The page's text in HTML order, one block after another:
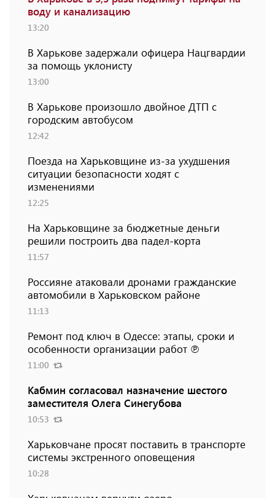
воду и канализацию
13:20
В Харькове задержали офицера Нацгвардии
за помощь уклонисту
13:00
В Харькове произошло двойное ДТП с
городским автобусом
12:42
Поезда на Харьковщине из-за ухудшения
ситуации безопасности ходят с
изменениями
12:25
На Харьковщине за бюджетные деньги
решили построить два падел-корта
11:57
Россияне атаковали дронами гражданские
автомобили в Харьковском районе
11:13
Ремонт под ключ в Одессе: этапы, сроки и
особенности организации работ ℗
11:00
Кабмин согласовал назначение шестого
заместителя Олега Синегубова
10:53
Харьковчане просят поставить в транспорте
системы экстренного оповещения
10:28